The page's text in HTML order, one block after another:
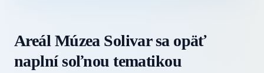
Areál Múzea Solivar sa opäť
naplní soľnou tematikou